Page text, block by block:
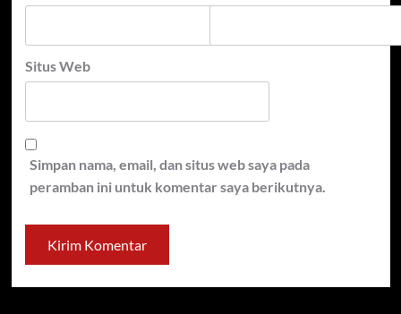
Situs Web
Simpan nama, email, dan situs web saya pada
peramban ini untuk komentar saya berikutnya.